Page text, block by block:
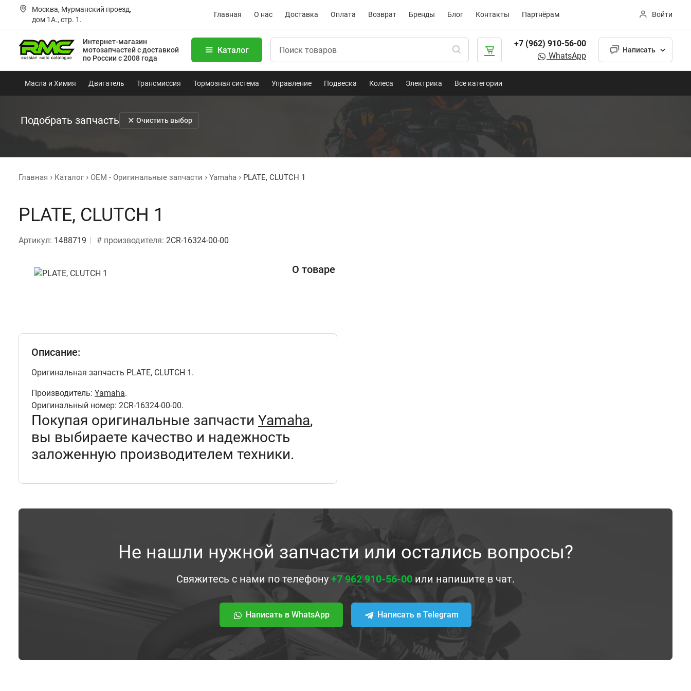
Москва, Мурманский проезд,
дом 1А., стр. 1.
Главная О нас Доставка Оплата Возврат Бренды Блог Контакты Партнёрам Войти
Интернет-магазин
мотозапчастейс доставкой
по России с 2008 года
Каталог
+7 (962) 910-56-00
WhatsApp
Написать
Масла и Химия Двигатель Трансмиссия Тормозная система Управление Подвеска Колеса Электрика Все категории
Подобрать запчасть Очистить выбор
Главная Каталог OEM - Оригинальные запчасти Yamaha PLATE, CLUTCH 1
PLATE, CLUTCH 1
Артикул: 1488719 # производителя: 2CR-16324-00-00
О товаре
Описание:
Оригинальная запчасть PLATE, CLUTCH 1.
Производитель: Yamaha.
Оригинальный номер: 2CR-16324-00-00.
Покупая оригинальные запчасти Yamaha,
вы выбираете качество и надежность
заложенную производителем техники.
Не нашли нужной запчасти или остались вопросы?
Свяжитесь с нами по телефону +7 962 910-56-00 или напишите в чат.
Написать в WhatsApp Написать в Telegram